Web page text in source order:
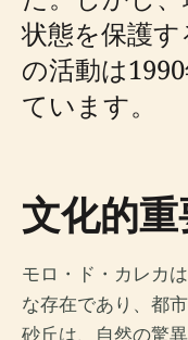
状態を保護
の活動は
ています。
文化的
モロ・ド・カレカ
な存在であり、都
砂丘は、自然の驚